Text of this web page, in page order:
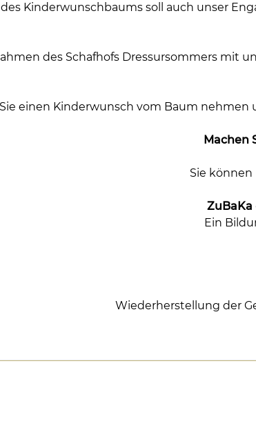
Kinderwunschbaums soll auch unser
des Schafhofs Dressursommers mit
einen Kinderwunsch vom Baum nehmen
Machen
Sie
Ein
Wiederherstellung der